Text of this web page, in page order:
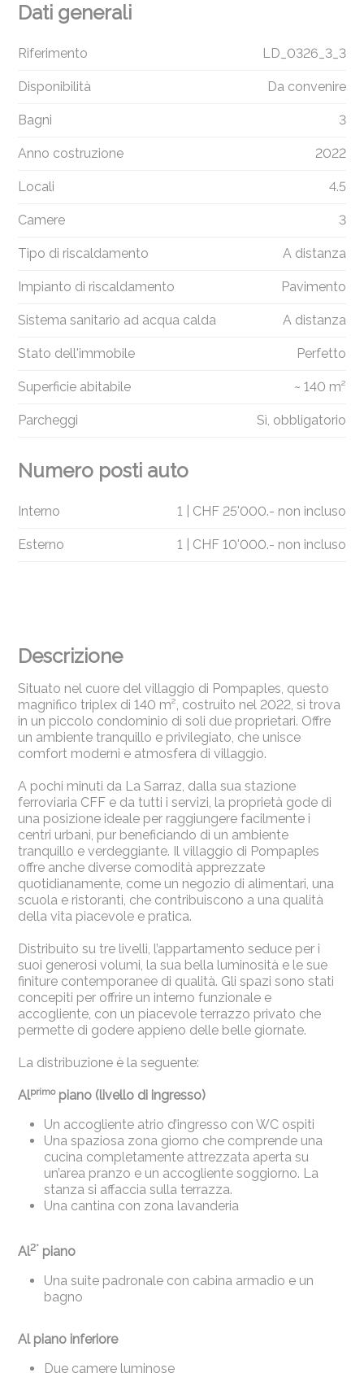
Descrizione
Situato nel cuore del villaggio di Pompaples, questo
magnifico triplex di 140 m², costruito nel 2022, si trova
in un piccolo condominio di soli due proprietari. Offre
un ambiente tranquillo e privilegiato, che unisce
comfort moderni e atmosfera di villaggio.
A pochi minuti da La Sarraz, dalla sua stazione
ferroviaria CFF e da tutti i servizi, la proprietà gode di
una posizione ideale per raggiungere facilmente i
centri urbani, pur beneficiando di un ambiente
tranquillo e verdeggiante. Il villaggio di Pompaples
offre anche diverse comodità apprezzate
quotidianamente, come un negozio di alimentari, una
scuola e ristoranti, che contribuiscono a una qualità
della vita piacevole e pratica.
Distribuito su tre livelli, l’appartamento seduce per i
suoi generosi volumi, la sua bella luminosità e le sue
finiture contemporanee di qualità. Gli spazi sono stati
concepiti per offrire un interno funzionale e
accogliente, con un piacevole terrazzo privato che
permette di godere appieno delle belle giornate.
La distribuzione è la seguente:
Alprimopiano (livello di ingresso)
Un accogliente atrio d’ingresso con WC ospiti
Una spaziosa zona giorno che comprende una
cucina completamente attrezzata aperta su
un’area pranzo e un accogliente soggiorno. La
stanza si affaccia sulla terrazza.
Una cantina con zona lavanderia
Al2° piano
Una suite padronale con cabina armadio e un
bagno
Al piano inferiore
Due camere luminose
Dati generali
Riferimento LD_0326_3_3
Disponibilità Da convenire
Bagni 3
Anno costruzione 2022
Locali 4.5
Camere 3
Tipo di riscaldamento A distanza
Impianto di riscaldamento Pavimento
Sistema sanitario ad acqua calda A distanza
Stato dell'immobile Perfetto
Superficie abitabile ~ 140 m²
Parcheggi Sì, obbligatorio
Numero posti auto
Interno 1 | CHF 25'000.- non incluso
Esterno 1 | CHF 10'000.- non incluso